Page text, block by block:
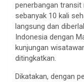
penerbangan
sebanyak 10 kali
langsung dan
Indonesia dengan
kunjungan
ditingkatkan.
Dikatakan, dengan